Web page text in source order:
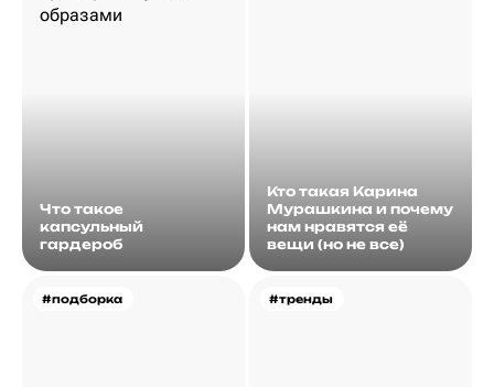
Что такое
капсульный
гардероб
Кто такая Карина
Мурашкина и почему
нам нравятся её
вещи (но не все)
#подборка #тренды